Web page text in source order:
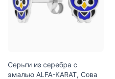
Серьги из серебра с
эмалью ALFA-KARAT, Сова